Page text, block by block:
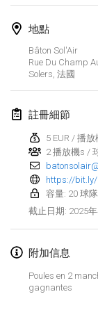
地點
Bâton Sol'Air
Rue Du Champ
Solers 法國
註冊細節
5 EUR / 播放
2 播放機s /
https://
容量: 20 球隊
截止日期: 2025
附加信息
Poules en 2
gagnantes
Tournoi
2025年1月
2025年2月
US Mölkky
2025年2月7
Open des
2025年2月
Indoor de
2025年2月
2025年2月
Warm-up